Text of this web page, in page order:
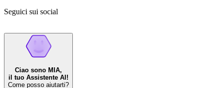
Seguici sui social
Ciao sono MIA,
il tuo Assistente AI!
Come posso aiutarti?